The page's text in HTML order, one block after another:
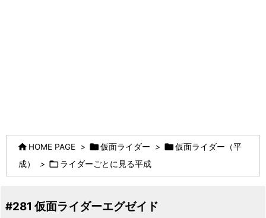
 HOME PAGE > 仮面ライダー > 仮面ライダー（平
成）
> ライダーごとに見る平成
#281 仮面ライダーエグゼイド